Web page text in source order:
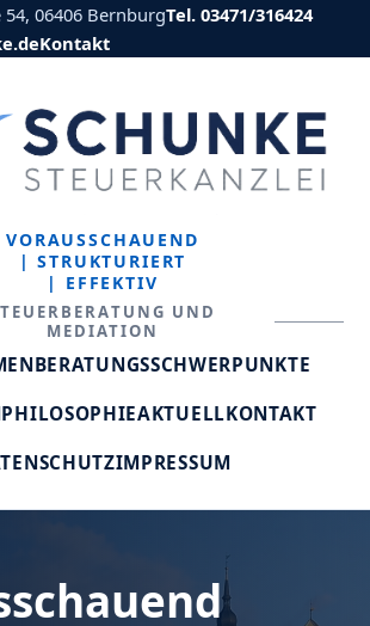
06406 BernburgTel. 03471/316424
Kontakt
VORAUSSCHAUEND
| STRUKTURIERT
| EFFEKTIV
UND
MEDIATION
BERATUNGSSCHWERPUNKTE
PHILOSOPHIEAKTUELLKONTAKT
IMPRESSUM